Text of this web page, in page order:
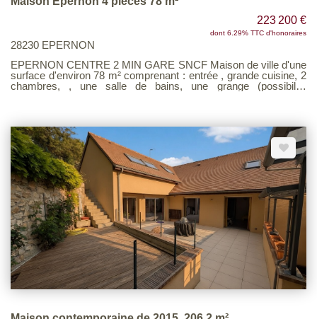
223 200 €
dont 6.29% TTC d'honoraires
28230 EPERNON
EPERNON CENTRE 2 MIN GARE SNCF Maison de ville d'une
surface d'environ 78 m² comprenant : entrée , grande cuisine, 2
chambres, , une salle de bains, une grange (possibilité
site